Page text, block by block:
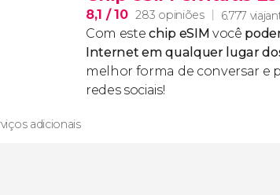
8,1 / 10 283 opiniões 6.777
Com este chip eSIM você
Internet em qualquer lugar
melhor forma de conversar e
redes sociais!
adicionais